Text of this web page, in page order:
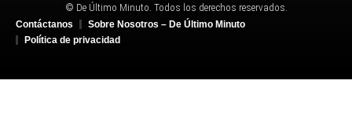
© De Último Minuto. Todos los derechos reservados.
Contáctanos
Sobre Nosotros – De Último Minuto
Política de privacidad